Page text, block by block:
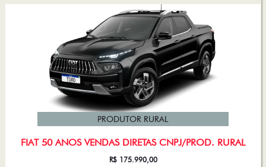
FIAT 50 ANOS VENDAS DIRETAS CNPJ/PROD. RURAL
PRODUTOR RURAL
R$ 175.990,00